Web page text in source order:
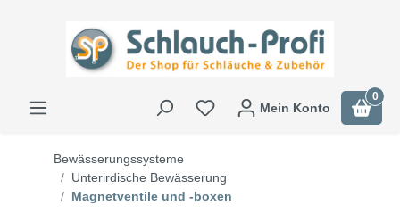
Mein Konto
0
Bewässerungssysteme
Unterirdische Bewässerung
Magnetventile und -boxen